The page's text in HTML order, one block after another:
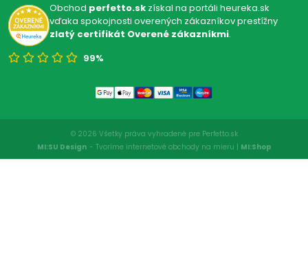
Obchod perfetto.skzískal na portáli heureka.sk
vďaka spokojnosti overených zákazníkov prestížny
zlatý certifikát Overené zákazníkmi.
99%
© 2026 Všetky práva vyhradené pre Perfetto.sk
MI:SU Design - Tvoríme internetové obchody na mieru | MI:Shop